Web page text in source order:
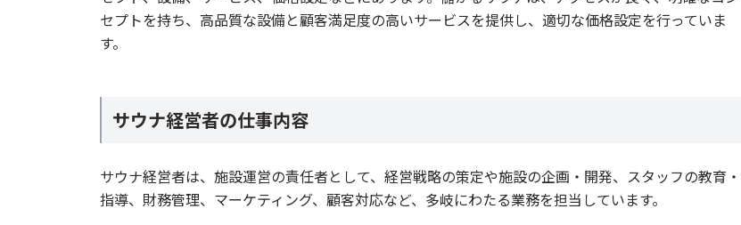
セプトを持ち、高品質な設備と顧客満足度の高いサービスを提供し、適切な価格設定を行っていま
す。
サウナ経営者の仕事内容
サウナ経営者は、施設運営の責任者として、経営戦略の策定や施設の企画・開発、スタッフの教育・
指導、財務管理、マーケティング、顧客対応など、多岐にわたる業務を担当しています。